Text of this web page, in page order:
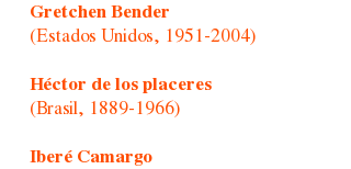
Gretchen Bender
(Estados Unidos, 1951-2004)
Héctor de los placeres
(Brasil, 1889-1966)
Iberé Camargo